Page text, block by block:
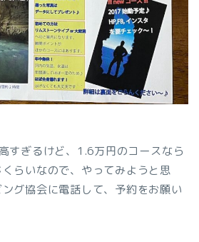
すぎるけど、1.6万円のコースなら
らいなので、やってみようと思
グ協会に電話して、予約をお願い